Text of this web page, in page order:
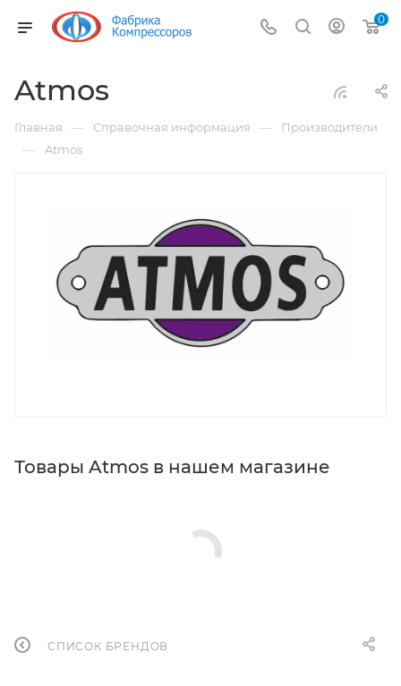
0
Atmos
Главная — Справочная информация — Производители
— Atmos
Товары Atmos в нашем магазине
СПИСОК БРЕНДОВ